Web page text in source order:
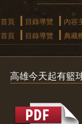
首頁 目錄導覽 內容
首頁
目錄導覽 典藏
高雄今天起有籃